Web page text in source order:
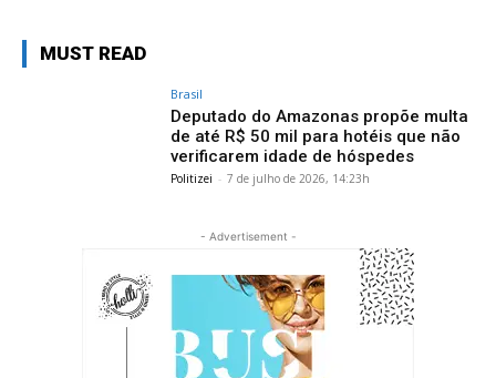
MUST READ
Brasil
Deputado do Amazonas propõe multa
de até R$ 50 mil para hotéis que não
verificarem idade de hóspedes
Politizei - 7 de julho de 2026, 14:23h
- Advertisement -